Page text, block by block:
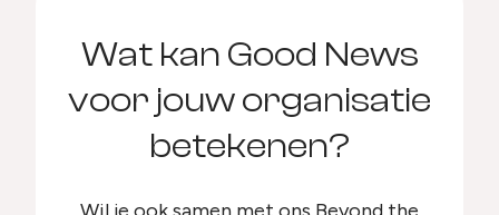
Wat kan Good News
voor jouw organisatie
betekenen?